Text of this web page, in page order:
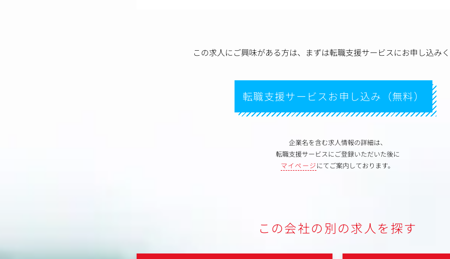
この求人にご興味がある方は、 まずは転職支援サービスにお申し込み
転職支援サービスお申し込み（無料）
企業名を含む求人情報の詳細は、
転職支援サービスにご登録いただいた後に
マイページにてご案内しております。
この会社の別の求人を探す